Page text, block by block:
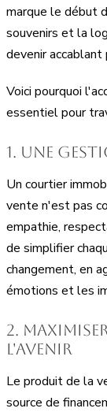
marque le début
souvenirs et la
devenir
Voici pourquoi
essentiel pour
1. Une
Un courtier
vente n'est pas
empathie,
de simplifier
changement, en
émotions et les
2.
l'avenir
Le produit de la
source de